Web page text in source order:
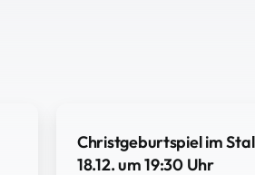
Christgeburtspiel im
18.12. um 19:30 Uhr